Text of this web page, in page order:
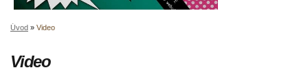
Úvod » Video
Video